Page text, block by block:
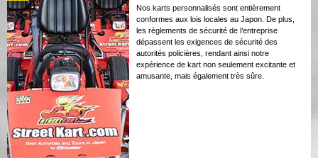
Nos karts personnalisés sont entièrement
conformes aux lois locales au Japon. De plus,
les règlements de sécurité de l’entreprise
dépassent les exigences de sécurité des
autorités policières, rendant ainsi notre
expérience de kart non seulement excitante et
amusante, mais également très sûre.